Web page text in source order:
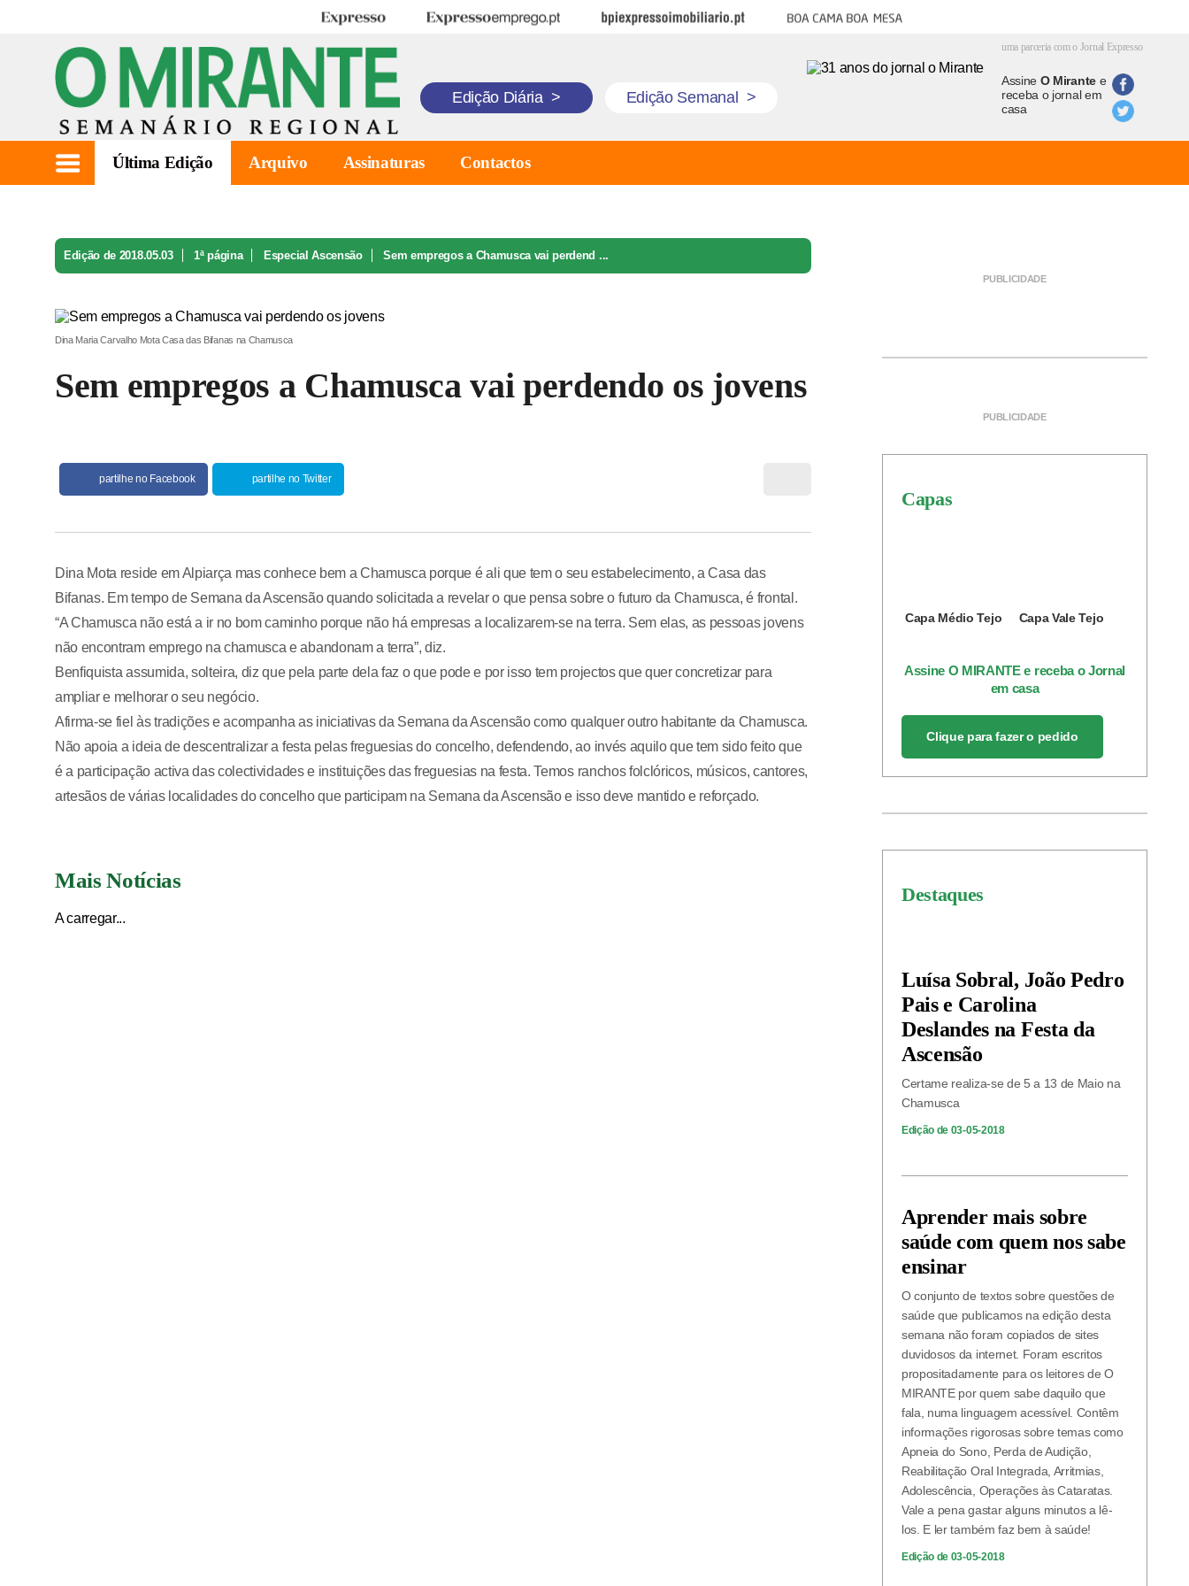
Expresso Expresso Emprego BPI Expresso Imobiliário Boa cama boa mesa
uma parceria com o Jornal Expresso
Edição Diária > Edição Semanal >
Assine O Mirantee
receba o jornal em
casa
Última Edição Arquivo Assinaturas Contactos
Edição de 2018.05.03 1ª página Especial Ascensão Sem empregos a Chamusca vai perdend ...
Dina Maria Carvalho Mota Casa das Bifanas na Chamusca
Sem empregos a Chamusca vai perdendo os jovens
partilhe no Facebook partilhe no Twitter
Dina Mota reside em Alpiarça mas conhece bem a Chamusca porque é ali que tem o seu estabelecimento, a Casa das
Bifanas. Em tempo de Semana da Ascensão quando solicitada a revelar o que pensa sobre o futuro da Chamusca, é frontal.
“A Chamusca não está a ir no bom caminho porque não há empresas a localizarem-se na terra. Sem elas, as pessoas jovens
não encontram emprego na chamusca e abandonam a terra”, diz.
Benfiquista assumida, solteira, diz que pela parte dela faz o que pode e por isso tem projectos que quer concretizar para
ampliar e melhorar o seu negócio.
Afirma-se fiel às tradições e acompanha as iniciativas da Semana da Ascensão como qualquer outro habitante da Chamusca.
Não apoia a ideia de descentralizar a festa pelas freguesias do concelho, defendendo, ao invés aquilo que tem sido feito que
é a participação activa das colectividades e instituições das freguesias na festa. Temos ranchos folclóricos, músicos, cantores,
artesãos de várias localidades do concelho que participam na Semana da Ascensão e isso deve mantido e reforçado.
Mais Notícias
A carregar...
Capas
Capa Médio Tejo Capa Vale Tejo
Assine O MIRANTE e receba o Jornal
em casa
Clique para fazer o pedido
Destaques
Luísa Sobral, João Pedro
Pais e Carolina
Deslandes na Festa da
Ascensão
Certame realiza-se de 5 a 13 de Maio na
Chamusca
Edição de 03-05-2018
Aprender mais sobre
saúde com quem nos sabe
ensinar
O conjunto de textos sobre questões de
saúde que publicamos na edição desta
semana não foram copiados de sites
duvidosos da internet. Foram escritos
propositadamente para os leitores de O
MIRANTE por quem sabe daquilo que
fala, numa linguagem acessível. Contêm
informações rigorosas sobre temas como
Apneia do Sono, Perda de Audição,
Reabilitação Oral Integrada, Arritmias,
Adolescência, Operações às Cataratas.
Vale a pena gastar alguns minutos a lê-
los. E ler também faz bem à saúde!
Edição de 03-05-2018